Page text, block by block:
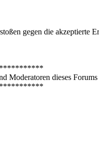
gegen die akzeptierte
Moderatoren dieses